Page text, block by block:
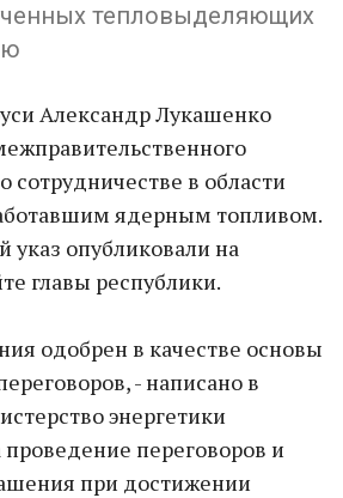
тепловыделяющих
Александр Лукашенко
сотрудничестве в области
ядерным топливом.
указ опубликовали на
главы республики.
одобрен в качестве основы
- написано в
энергетики
переговоров и
при достижении